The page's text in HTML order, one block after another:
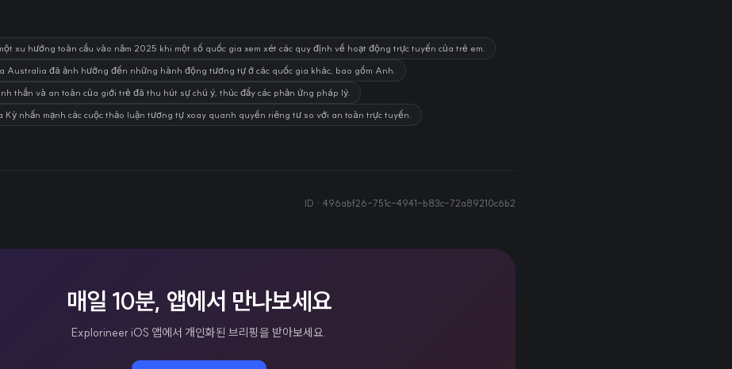
xu hướng toàn cầu vào năm 2025 khi một số quốc gia xem xét các quy định về hoạt động trực tuyến của trẻ em.
Australia đã ảnh hưởng đến những hành động tương tự ở các quốc gia khác, bao gồm Anh.
thần và an toàn của giới trẻ đã thu hút sự chú ý, thúc đẩy các phản ứng pháp lý.
Kỳ nhấn mạnh các cuộc thảo luận tương tự xoay quanh quyền riêng tư so với an toàn trực tuyến.
ID · 496abf26-751c-4941-b83c-72a89210c6b2
매일 10분, 앱에서 만나보세요
Explorineer iOS 앱에서 개인화된 브리핑을 받아보세요.